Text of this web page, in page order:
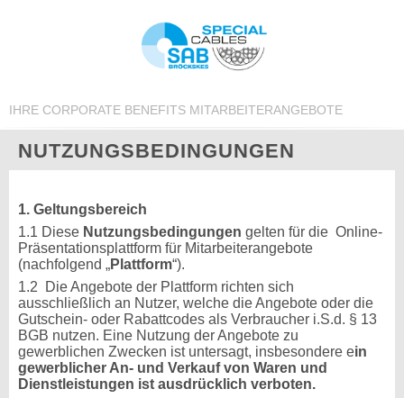
IHRE CORPORATE BENEFITS MITARBEITERANGEBOTE
NUTZUNGSBEDINGUNGEN
1. Geltungsbereich
1.1 Diese Nutzungsbedingungen gelten für die Online-
Präsentationsplattform für Mitarbeiterangebote
(nachfolgend „Plattform“).
1.2 Die Angebote der Plattform richten sich
ausschließlich an Nutzer, welche die Angebote oder die
Gutschein- oder Rabattcodes als Verbraucher i.S.d. § 13
BGB nutzen. Eine Nutzung der Angebote zu
gewerblichen Zwecken ist untersagt, insbesondere ein
gewerblicher An- und Verkauf von Waren und
Dienstleistungen ist ausdrücklich verboten.